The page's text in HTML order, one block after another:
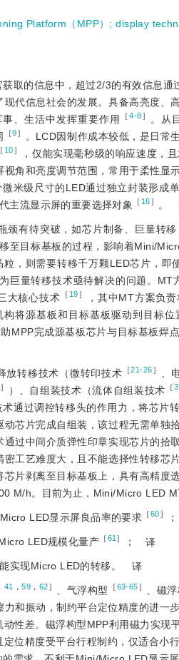
Platform（MPP） ;display
取的信息中，超过2/3的有效信息通
代信息社会的发展。具备高亮度、
、生活中发挥重要作用
［4-8］
。从
［9］
。LCD因制作成本较低，是日常
［ 10］ ，仅能实现毫秒级的响应速度，
角和亮度调节范围，常用于柔性显
米级尺寸的LED通过独立封装形成
主流显示屏的重要选择对象 ［ 16］ 。
有待突破，如芯片制备、巨量转
至目标基板的过程，影响着Mini/
，则需要转移千万颗LED芯片，即
巨量转移技术亟待解决的问题。
大核心技术 ［ 19］
，其中MT方案负
将源基板和目标基板驱动到目标
MPP完成源基板芯片与目标基板焊
放转移技术（微转印技术 ［21-26］ 、
］ ）、自组装技术（流体自组装技术 ［
通过调控转移头的作用力，将芯片
芯片完成自组装，该过程无需单独
过中间介质弹性印章实现芯片的拾
工艺难度大，且不能选择性转移芯
片剥离至目标基板上，具有高精度
M/h。目前为止，Mini/Micro LED
LED显示屏良品率的要求 ［60］ ；
LED规模化量产 ［61 ］ ； 译
实现Micro LED的转移。 译
41 ，59 ， 62］ 、气浮构型 ［63-65］ 、磁
和振动，制约平台定位精度的进一
性差。磁浮构型MPP利用磁力实现
位精度受平台行程制约，仅适合小